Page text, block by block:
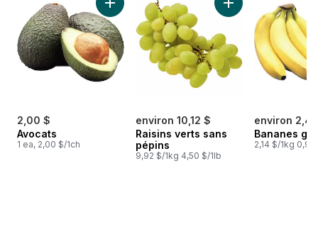
2,00 $
Avocats
1 ea, 2,00 $/1ch
Ajouter Avocats au panier
environ 10,12 $
Raisins verts sans
pépins
9,92 $/1kg 4,50 $/1lb
Ajouter Raisins
environ
Bananes
2,14 $/1kg